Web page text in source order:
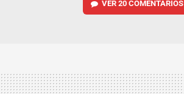
VER 20 COMENTARIOS